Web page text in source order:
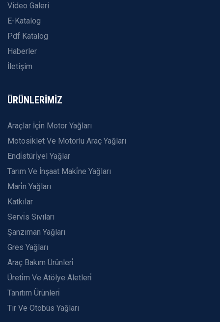
Video Galeri
E-Katalog
Pdf Katalog
Haberler
İletişim
ÜRÜNLERİMİZ
Araçlar İçi̇n Motor Yağları
Motosi̇klet Ve Motorlu Araç Yağları
Endi̇stüri̇yel Yağlar
Tarım Ve İnşaat Maki̇ne Yağları
Mari̇n Yağları
Katkılar
Servi̇s Sıvıları
Şanzıman Yağları
Gres Yağları
Araç Bakım Ürünleri̇
Üreti̇m Ve Atölye Aletleri̇
Tanıtım Ürünleri̇
Tır Ve Otobüs Yağları